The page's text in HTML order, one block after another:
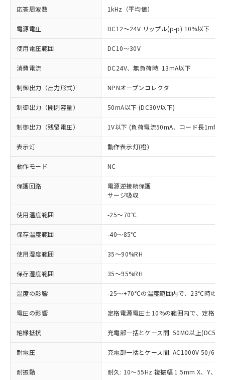
応答周波数 1kHz（平均値）
電源電圧 DC12～24V リップル(p-p) 10%以下
使用電圧範囲 DC10～30V
消費電流 DC24V、無負荷時: 13mA以下
制御出力（出力形式） NPNオープンコレクタ
制御出力（開閉容量） 50mA以下 (DC30V以下)
制御出力（残留電圧） 1V以下 (負荷電流50mA、コード長1m時)
表示灯 動作表示灯(橙)
動作モード NC
保護回路
電源逆接続保護
サージ吸収
使用温度範囲 -25～70℃
保存温度範囲 -40～85℃
使用湿度範囲 35～90%RH
保存湿度範囲 35～95%RH
温度の影響 -25～+70℃の温度範囲内で、23℃時の
電圧の影響 定格電源電圧±10%の範囲内で、定格電
絶縁抵抗 充電部一括とケース間: 50MΩ以上
耐電圧 充電部一括とケース間: AC1000V 50/
耐振動 耐久: 10～55Hz 複振幅 1.5mm X、Y、Z
ご利用条件
以下の条件をお読みいただき、同意のうえ
本サービスは、当社制御機器事業取扱
商品の当社在庫状況および標準価格
(税抜)を提供させていただくもので
当社制御機器事業取扱商品の中には、
本サービスの対象外となる商品もある
ことをご了承ください。
在庫状況および標準価格照会結果は、
記載している更新日時点での社内デー
タに基づき作成されるものであり、閲
覧された時点での実際の在庫および標
対応済み：EU RoHS指令（10物質）の
非含有に対応した製品が提供可能な商品で
す。
対応予定：EU RoHS指令（10物質）の非含
有に対応した製品に切り替える予定のある
商品です。
対応予定なし：EU RoHS指令（10物質）の
非含有に非対応の商品で、対応品を出す予
調査・確認中：EU RoHS指令（10物質）の
非含有の対応状況を調査中または確認中の
非該当品：ライセンス料など無形物で、有
害物質有無と関係のない商品です。
仕入先様の事情により、非含有部品として
いたものが、含有品と判明した場合などや
むを得ず変更することがあります。
*EU RoHS指令（10物質）：
鉛(Pb) 1000ppm以下、 水銀(Hg) 1000ppm以下、 カド
ミウム(Cd) 100ppm以下、
六価クロム(Cr(Ⅵ)) 1000ppm以下、ポリ臭化ビフェニル
※1 中国RoHS○×表
「○」：最大均質材料含有率が中国RoHSの
基準値以下であることを示します。
「×」：最大均質材料含有率が中国RoHSの
基準値を超えていることを示します。
「－」：未確認です。当社販売部門へお問
い合わせください。
*中国RoHS10物質の基準値 (GB/T26572)：
Pb(鉛) :1000ppm、 Hg(水銀) : 1000ppm、 Cd(カドミウ
当社は、これら貴社製品のうち、外国
為替および外国貿易法に定める商品
（以下｢規制貨物等」という）を輸出
または国外への提供する場合は、日本
国政府の輸出許可(または役務取引許
可)を取得するなどの必要な手続きを